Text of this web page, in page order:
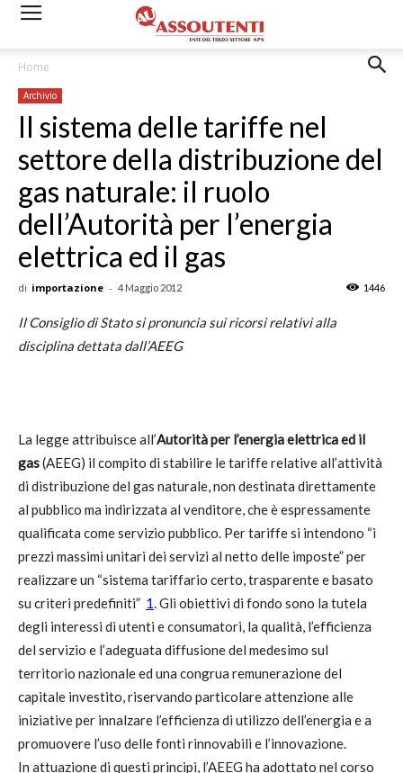
Home
Archivio
Il sistema delle tariffe nel
settore della distribuzione del
gas naturale: il ruolo
dell’Autorità per l’energia
elettrica ed il gas
di importazione - 4 Maggio 2012 1446
Il Consiglio di Stato si pronuncia sui ricorsi relativi alla
disciplina dettata dall’AEEG
La legge attribuisce all’Autorità per l’energia elettrica ed il
gas(AEEG) il compito di stabilire le tariffe relative all’attività
di distribuzione del gas naturale, non destinata direttamente
al pubblico ma indirizzata al venditore, che è espressamente
qualificata come servizio pubblico. Per tariffe si intendono “i
prezzi massimi unitari dei servizi al netto delle imposte” per
realizzare un “sistema tariffario certo, trasparente e basato
su criteri predefiniti” 1. Gli obiettivi di fondo sono la tutela
degli interessi di utenti e consumatori, la qualità, l’efficienza
del servizio e l’adeguata diffusione del medesimo sul
territorio nazionale ed una congrua remunerazione del
capitale investito, riservando particolare attenzione alle
iniziative per innalzare l’efficienza di utilizzo dell’energia e a
promuovere l’uso delle fonti rinnovabili e l’innovazione.
In attuazione di questi principi, l’AEEG ha adottato nel corso